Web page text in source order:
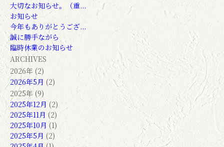
大切なお知らせ。（重...
お知らせ
今年もありがとうござ...
誠に勝手ながら
臨時休業のお知らせ
ARCHIVES
2026年 (2)
2026年5月 (2)
2025年 (9)
2025年12月 (2)
2025年11月 (2)
2025年10月 (1)
2025年5月 (2)